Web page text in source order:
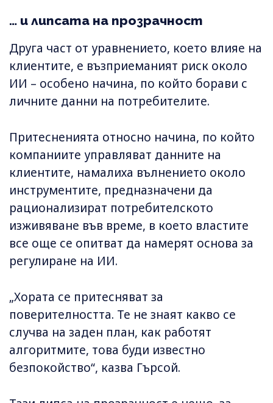
… и липсата на прозрачност
Друга част от уравнението, което влияе на
клиентите, е възприеманият риск около
ИИ – особено начина, по който борави с
личните данни на потребителите.
Притесненията относно начина, по който
компаниите управляват данните на
клиентите, намалиха вълнението около
инструментите, предназначени да
рационализират потребителското
изживяване във време, в което властите
все още се опитват да намерят основа за
регулиране на ИИ.
„Хората се притесняват за
поверителността. Те не знаят какво се
случва на заден план, как работят
алгоритмите, това буди известно
безпокойство“, казва Гърсой.